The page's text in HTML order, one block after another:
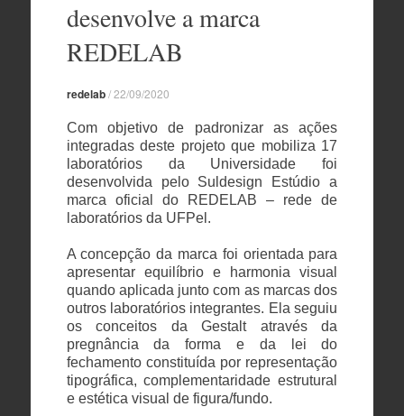
desenvolve a marca
REDELAB
redelab/22/09/2020
Com objetivo de padronizar as ações
integradas deste projeto que mobiliza 17
laboratórios da Universidade foi
desenvolvida pelo Suldesign Estúdio a
marca oficial do REDELAB – rede de
laboratórios da UFPel.
A concepção da marca foi orientada para
apresentar equilíbrio e harmonia visual
quando aplicada junto com as marcas dos
outros laboratórios integrantes. Ela seguiu
os conceitos da Gestalt através da
pregnância da forma e da lei do
fechamento constituída por representação
tipográfica, complementaridade estrutural
e estética visual de figura/fundo.